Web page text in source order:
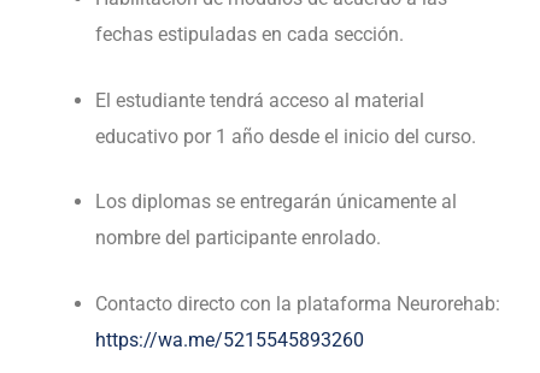
fechas estipuladas en cada sección.
El estudiante tendrá acceso al material
educativo por 1 año desde el inicio del curso.
Los diplomas se entregarán únicamente al
nombre del participante enrolado.
Contacto directo con la plataforma Neurorehab:
https://wa.me/5215545893260